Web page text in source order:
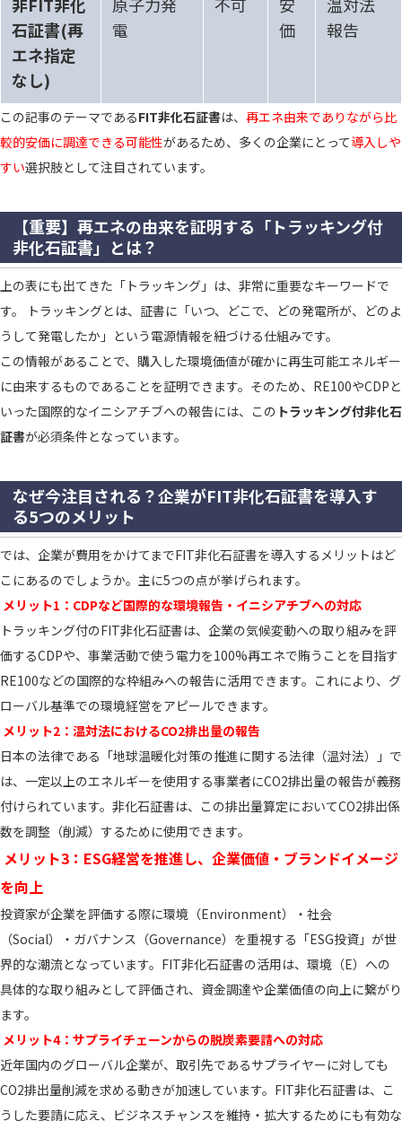
石証書(再
エネ指定
なし)
電
価
報告
この記事のテーマであるFIT非化石証書は、 再エネ由来でありながら比
較的安価に調達できる可能性があるため、多くの企業にとって導入しや
すい選択肢として注目されています。
【重要】再エネの由来を証明する「トラッキング付
非化石証書」とは？
上の表にも出てきた「トラッキング」は、非常に重要なキーワードで
す。 トラッキングとは、証書に「いつ、どこで、どの発電所が、どのよ
うして発電したか」という電源情報を紐づける仕組みです。
この情報があることで、購入した環境価値が確かに再生可能エネルギー
に由来するものであることを証明できます。そのため、RE100やCDPと
いった国際的なイニシアチブへの報告には、この トラッキング付非化石
証書が必須条件となっています。
なぜ今注目される？企業がFIT非化石証書を導入す
る5つのメリット
では、企業が費用をかけてまでFIT非化石証書を導入するメリットはど
こにあるのでしょうか。主に5つの点が挙げられます。
メリット1：CDPなど国際的な環境報告・イニシアチブへの対応
トラッキング付のFIT非化石証書は、企業の気候変動への取り組みを評
価するCDPや、事業活動で使う電力を100%再エネで賄うことを目指す
RE100などの国際的な枠組みへの報告に活用できます。これにより、グ
ローバル基準での環境経営をアピールできます。
メリット2：温対法におけるCO2排出量の報告
日本の法律である「地球温暖化対策の推進に関する法律（温対法）」で
は、一定以上のエネルギーを使用する事業者にCO2排出量の報告が義務
付けられています。非化石証書は、この排出量算定においてCO2排出係
数を調整（削減）するために使用できます。
メリット3：ESG経営を推進し、企業価値・ブランドイメージ
を向上
投資家が企業を評価する際に環境（Environment）・社会
（Social）・ガバナンス（Governance）を重視する「ESG投資」が世
界的な潮流となっています。FIT非化石証書の活用は、環境（E）への
具体的な取り組みとして評価され、資金調達や企業価値の向上に繋がり
ます。
メリット4：サプライチェーンからの脱炭素要請への対応
近年国内のグローバル企業が、取引先であるサプライヤーに対しても
CO2排出量削減を求める動きが加速しています。FIT非化石証書は、こ
うした要請に応え、ビジネスチャンスを維持・拡大するためにも有効な